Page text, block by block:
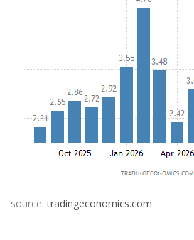
source:tradingeconomics.com